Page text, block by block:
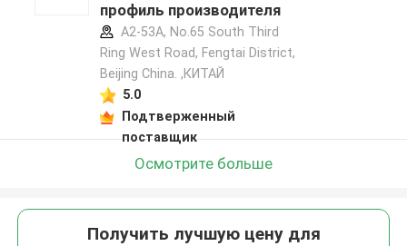
профиль производителя
A2-53A, No.65 South Third
Ring West Road, Fengtai District,
Beijing China. ,КИТАЙ
5.0
Подтверженный
поставщик
Осмотрите больше
Получить лучшую цену для